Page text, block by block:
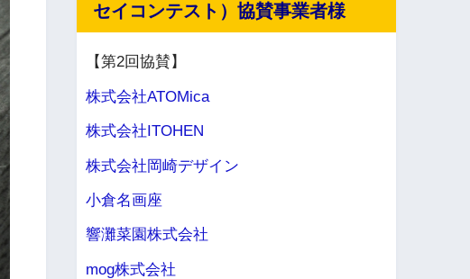
セイコンテスト）協賛事業者様
【第2回協賛】
株式会社ATOMica
株式会社ITOHEN
株式会社岡崎デザイン
小倉名画座
響灘菜園株式会社
mog株式会社